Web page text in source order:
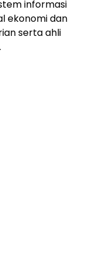
informasi
ekonomi dan
serta ahli